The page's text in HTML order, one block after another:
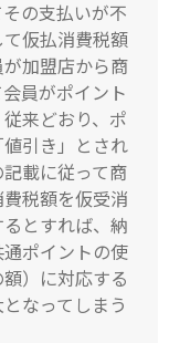
の支払いが不
仮払消費税額
加盟店から商
員がポイント
来どおり、ポ
引き」とされ
載に従って商
税額を仮受消
とすれば、納
ポイントの使
）に対応する
なってしまう